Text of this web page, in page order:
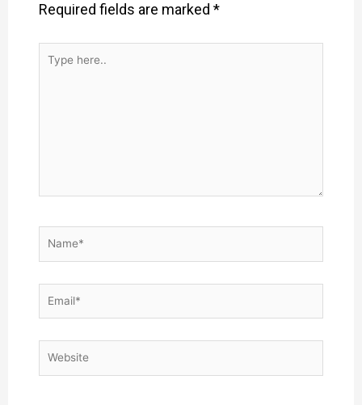
Required fields are marked*